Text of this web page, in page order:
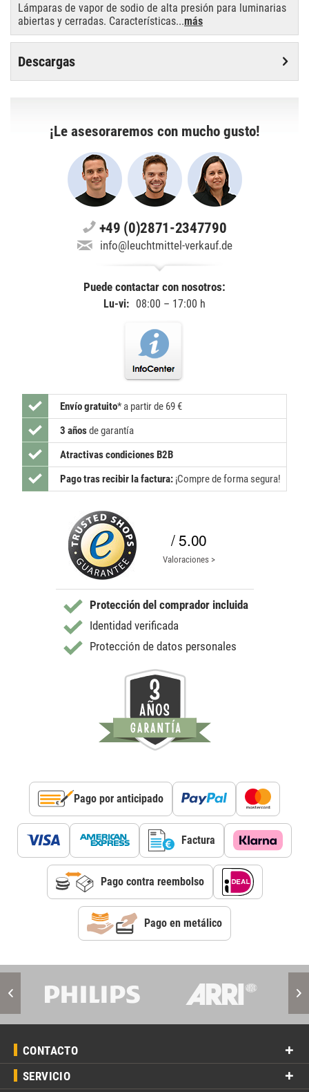
Lámparas de vapor de sodio de alta presión para luminarias
abiertas y cerradas. Características...más
Descargas
¡Le asesoraremos con mucho gusto!
+49 (0)2871-2347790
info@leuchtmittel-verkauf.de
Puede contactar con nosotros:
Lu-vi: 08:00 – 17:00 h
Envío gratuito* a partir de 69 €
3 añosde garantía
Atractivas condiciones B2B
Pago tras recibir la factura: ¡Compre de forma segura!
/ 5.00
Valoraciones >
Protección del comprador incluida
Identidad verificada
Protección de datos personales
Pago por anticipado
Factura
Pago contra reembolso
Pago en metálico
CONTACTO
SERVICIO